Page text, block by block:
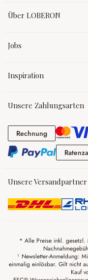
Über LOBERON
Jobs
Inspiration
Unsere Zahlungsarten
RechnungRechnung
Unsere Versandpartner
* Alle Preise inkl. gesetzl.
¹ Newsletter-Anmeldung:
einmalig einlösbar. Gilt nicht
Kauf